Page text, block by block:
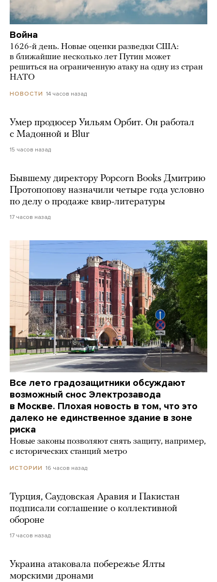
Война
1626-й день. Новые оценки разведки США:
в ближайшие несколько лет Путин может
решиться на ограниченную атаку на одну из стран
НАТО
НОВОСТИ 14 часов назад
Умер продюсер Уильям Орбит. Он работал
с Мадонной и Blur
15 часов назад
Бывшему директору Popcorn Books Дмитрию
Протопопову назначили четыре года условно
по делу о продаже квир-литературы
17 часов назад
Все лето градозащитники обсуждают
возможный снос Электрозавода
в Москве. Плохая новость в том, что это
далеко не единственное здание в зоне
риска
Новые законы позволяют снять защиту, например,
с исторических станций метро
ИСТОРИИ 16 часов назад
Турция, Саудовская Аравия и Пакистан
подписали соглашение о коллективной
обороне
17 часов назад
Украина атаковала побережье Ялты
морскими дронами